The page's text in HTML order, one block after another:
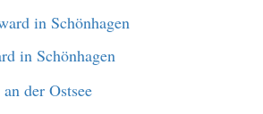
in Schönhagen